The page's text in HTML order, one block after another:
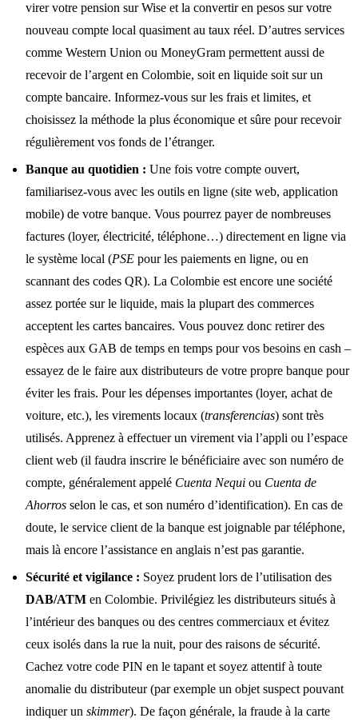
virer votre pension sur Wise et la convertir en pesos sur votre
nouveau compte local quasiment au taux réel. D’autres services
comme Western Union ou MoneyGram permettent aussi de
recevoir de l’argent en Colombie, soit en liquide soit sur un
compte bancaire. Informez-vous sur les frais et limites, et
choisissez la méthode la plus économique et sûre pour recevoir
régulièrement vos fonds de l’étranger.
Banque au quotidien : Une fois votre compte ouvert,
familiarisez-vous avec les outils en ligne (site web, application
mobile) de votre banque. Vous pourrez payer de nombreuses
factures (loyer, électricité, téléphone…) directement en ligne via
le système local (PSE pour les paiements en ligne, ou en
scannant des codes QR). La Colombie est encore une société
assez portée sur le liquide, mais la plupart des commerces
acceptent les cartes bancaires. Vous pouvez donc retirer des
espèces aux GAB de temps en temps pour vos besoins en cash –
essayez de le faire aux distributeurs de votre propre banque pour
éviter les frais. Pour les dépenses importantes (loyer, achat de
voiture, etc.), les virements locaux (transferencias) sont très
utilisés. Apprenez à effectuer un virement via l’appli ou l’espace
client web (il faudra inscrire le bénéficiaire avec son numéro de
compte, généralement appelé Cuenta Nequi ou Cuenta de
Ahorros selon le cas, et son numéro d’identification). En cas de
doute, le service client de la banque est joignable par téléphone,
mais là encore l’assistance en anglais n’est pas garantie.
Sécurité et vigilance : Soyez prudent lors de l’utilisation des
DAB/ATM en Colombie. Privilégiez les distributeurs situés à
l’intérieur des banques ou des centres commerciaux et évitez
ceux isolés dans la rue la nuit, pour des raisons de sécurité.
Cachez votre code PIN en le tapant et soyez attentif à toute
anomalie du distributeur (par exemple un objet suspect pouvant
indiquer un skimmer). De façon générale, la fraude à la carte